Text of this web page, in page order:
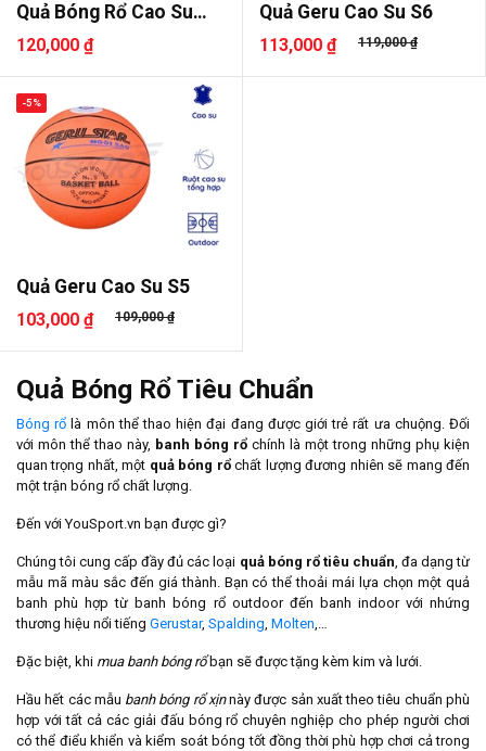
Quả Bóng Rổ Cao Su
AKpro ABX..
120,000 ₫
Quả Geru Cao Su S6
113,000 ₫ 119,000 ₫
Quả Geru Cao Su S5
103,000 ₫ 109,000 ₫
-5%
Quả Bóng Rổ Tiêu Chuẩn
Bóng rổ là môn thể thao hiện đại đang được giới trẻ rất ưa chuộng. Đối
với môn thể thao này, banh bóng rổ chính là một trong những phụ kiện
quan trọng nhất, một quả bóng rổchất lượng đương nhiên sẽ mang đến
một trận bóng rổ chất lượng.
Đến với YouSport.vn bạn được gì?
Chúng tôi cung cấp đầy đủ các loại quả bóng rổ tiêu chuẩn, đa dạng từ
mẫu mã màu sắc đến giá thành. Bạn có thể thoải mái lựa chọn một quả
banh phù hợp từ banh bóng rổ outdoor đến banh indoor với nhứng
thương hiệu nổi tiếng Gerustar, Spalding, Molten,…
Đặc biệt, khi mua banh bóng rổbạn sẽ được tặng kèm kim và lưới.
Hầu hết các mẫu banh bóng rổ xịnnày được sản xuất theo tiêu chuẩn phù
hợp với tất cả các giải đấu bóng rổ chuyên nghiệp cho phép người chơi
có thể điểu khiển và kiểm soát bóng tốt đồng thời phù hợp chơi cả trong